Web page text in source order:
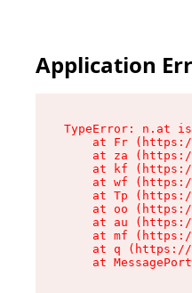
Application
TypeError: n.at
at Fr
at za
at kf
at wf
at Tp
at oo
at au
at mf
at q
at